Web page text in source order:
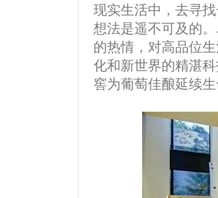
现实生活中，去寻
想法是遥不可及的
的热情，对高品位
化和新世界的精湛
窖为葡萄佳酿延续